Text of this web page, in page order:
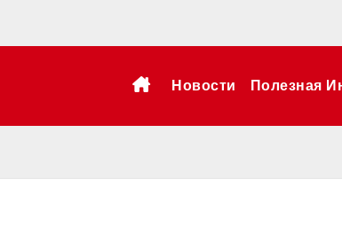
Новости Полезная